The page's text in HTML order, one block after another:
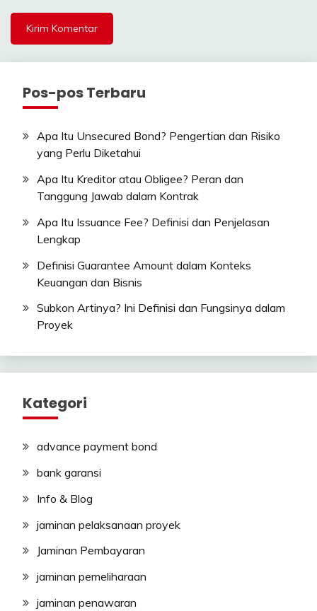
Pos-pos Terbaru
Apa Itu Unsecured Bond? Pengertian dan Risiko
yang Perlu Diketahui
Apa Itu Kreditor atau Obligee? Peran dan
Tanggung Jawab dalam Kontrak
Apa Itu Issuance Fee? Definisi dan Penjelasan
Lengkap
Definisi Guarantee Amount dalam Konteks
Keuangan dan Bisnis
Subkon Artinya? Ini Definisi dan Fungsinya dalam
Proyek
Kategori
advance payment bond
bank garansi
Info & Blog
jaminan pelaksanaan proyek
Jaminan Pembayaran
jaminan pemeliharaan
jaminan penawaran